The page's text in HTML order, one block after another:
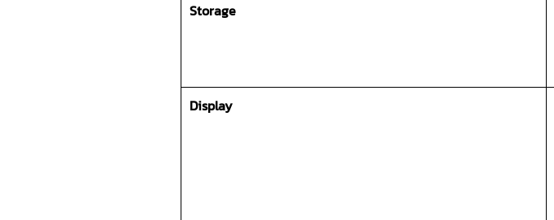
Storage
Display